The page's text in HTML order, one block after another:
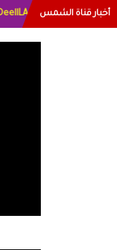
أخبار قناة الشمس